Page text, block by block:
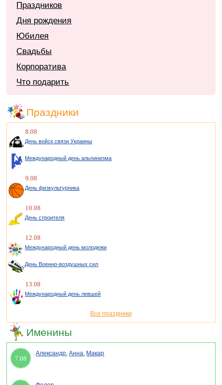
Праздников
Дня рождения
Юбилея
Свадьбы
Корпоратива
Что подарить
Праздники
8.08
День войск связи Украины
Международный день альпинизма
9.08
День физкультурника
10.08
День строителя
12.08
Международный день молодежи
День Военно-воздушных сил
13.08
Международный день левшей
Все праздники
Именины
7.08
Александр,Анна, Макар